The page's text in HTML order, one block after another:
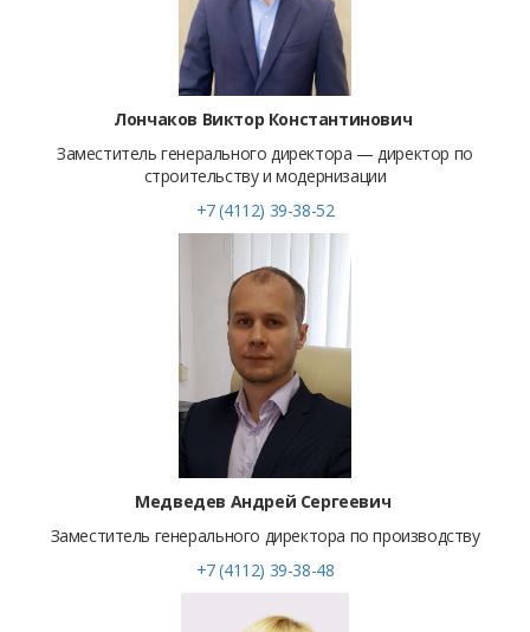
Лончаков Виктор Константинович
Заместитель генерального директора — директор по
строительству и модернизации
+7 (4112) 39-38-52
Медведев Андрей Сергеевич
Заместитель генерального директора по производству
+7 (4112) 39-38-48